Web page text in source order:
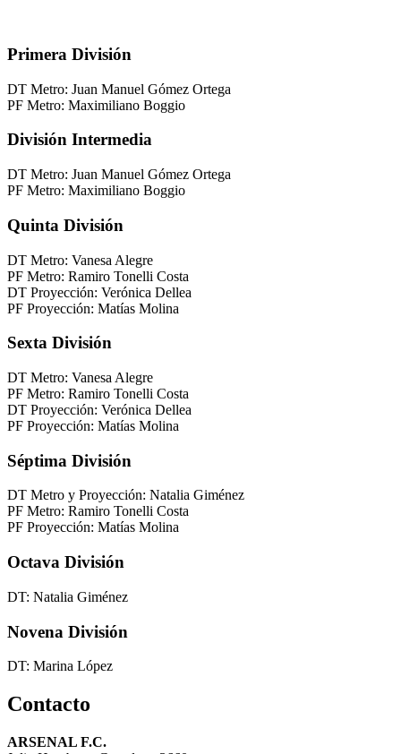
Primera División
DT Metro: Juan Manuel Gómez Ortega
PF Metro: Maximiliano Boggio
División Intermedia
DT Metro: Juan Manuel Gómez Ortega
PF Metro: Maximiliano Boggio
Quinta División
DT Metro: Vanesa Alegre
PF Metro: Ramiro Tonelli Costa
DT Proyección: Verónica Dellea
PF Proyección: Matías Molina
Sexta División
DT Metro: Vanesa Alegre
PF Metro: Ramiro Tonelli Costa
DT Proyección: Verónica Dellea
PF Proyección: Matías Molina
Séptima División
DT Metro y Proyección: Natalia Giménez
PF Metro: Ramiro Tonelli Costa
PF Proyección: Matías Molina
Octava División
DT: Natalia Giménez
Novena División
DT: Marina López
Contacto
ARSENAL F.C.